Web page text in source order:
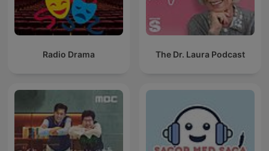
Radio Drama The Dr. Laura Podcast